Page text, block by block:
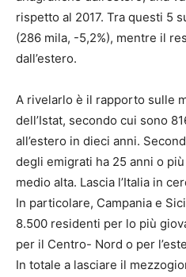
rispetto al 2017. Tra questi 5
(286 mila, -5,2%), mentre il
dall’estero.
A rivelarlo è il rapporto sulle
dell’Istat, secondo cui sono
all’estero in dieci anni.
degli emigrati ha 25 anni o
medio alta. Lascia l’Italia in
In particolare, Campania e
8.500 residenti per lo più
per il Centro- Nord o per
In totale a lasciare il